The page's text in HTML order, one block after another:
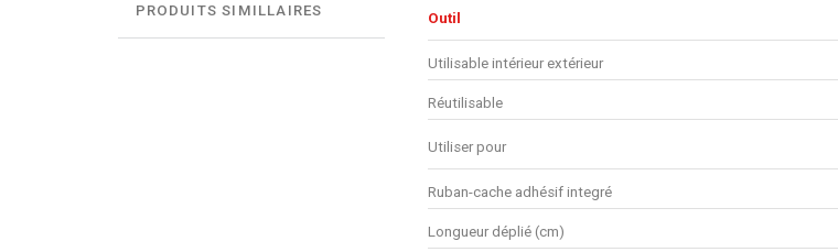
PRODUITS SIMILLAIRES Outil
Utilisable intérieur extérieur
Réutilisable
Utiliser pour
Ruban-cache adhésif integré
Longueur déplié (cm)